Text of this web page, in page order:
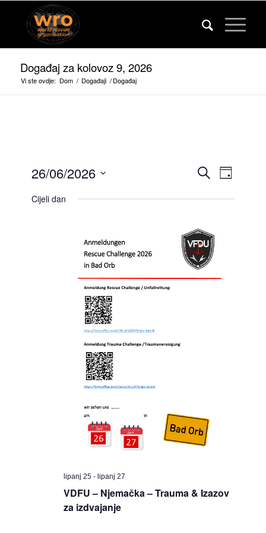
Događaj za kolovoz 9, 2026
Vi ste ovdje: Dom / Događaji / Događaj
Događaj
gledaju
Pretraživanje
Pogled
na
Dan
26/06/2026
Datum.
Cijeli dan
lipanj 25 - lipanj 27
VDFU – Njemačka – Trauma & Izazov
za izdvajanje